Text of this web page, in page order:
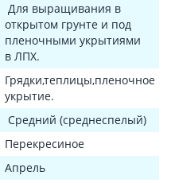
Для выращивания в
открытом грунте и под
пленочными укрытиями
в ЛПХ.
Грядки,теплицы,пленочное
укрытие.
Средний (среднеспелый)
Перекресиное
Апрель